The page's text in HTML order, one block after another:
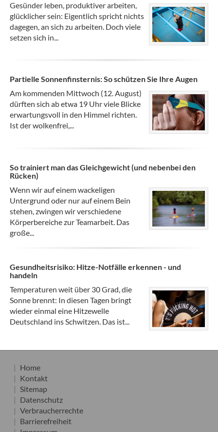
Gesünder leben, produktiver arbeiten,
glücklicher sein: Eigentlich spricht nichts
dagegen, an sich zu arbeiten. Doch viele
setzen sich in...
Partielle Sonnenfinsternis: So schützen Sie Ihre Augen
Am kommenden Mittwoch (12. August)
dürften sich ab etwa 19 Uhr viele Blicke
erwartungsvoll in den Himmel richten.
Ist der wolkenfrei,...
So trainiert man das Gleichgewicht (und nebenbei den
Rücken)
Wenn wir auf einem wackeligen
Untergrund oder nur auf einem Bein
stehen, zwingen wir verschiedene
Körperbereiche zur Teamarbeit. Das
große...
Gesundheitsrisiko: Hitze-Notfälle erkennen - und
handeln
Temperaturen weit über 30 Grad, die
Sonne brennt: In diesen Tagen bringt
wieder einmal eine Hitzewelle
Deutschland ins Schwitzen. Das ist...
Home
Kontakt
Sitemap
Datenschutz
Verbraucherrechte
Barrierefreiheit